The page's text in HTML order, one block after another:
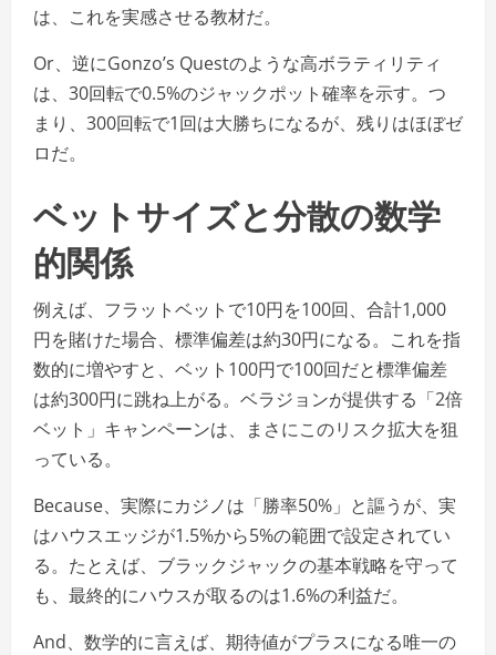
は、これを実感させる教材だ。
Or、逆にGonzo’s Questのような高ボラティリティ
は、30回転で0.5%のジャックポット確率を示す。つ
まり、300回転で1回は大勝ちになるが、残りはほぼゼ
ロだ。
ベットサイズと分散の数学
的関係
例えば、フラットベットで10円を100回、合計1,000
円を賭けた場合、標準偏差は約30円になる。これを指
数的に増やすと、ベット100円で100回だと標準偏差
は約300円に跳ね上がる。ベラジョンが提供する「2倍
ベット」キャンペーンは、まさにこのリスク拡大を狙
っている。
Because、実際にカジノは「勝率50%」と謳うが、実
はハウスエッジが1.5%から5%の範囲で設定されてい
る。たとえば、ブラックジャックの基本戦略を守って
も、最終的にハウスが取るのは1.6%の利益だ。
And、数学的に言えば、期待値がプラスになる唯一の